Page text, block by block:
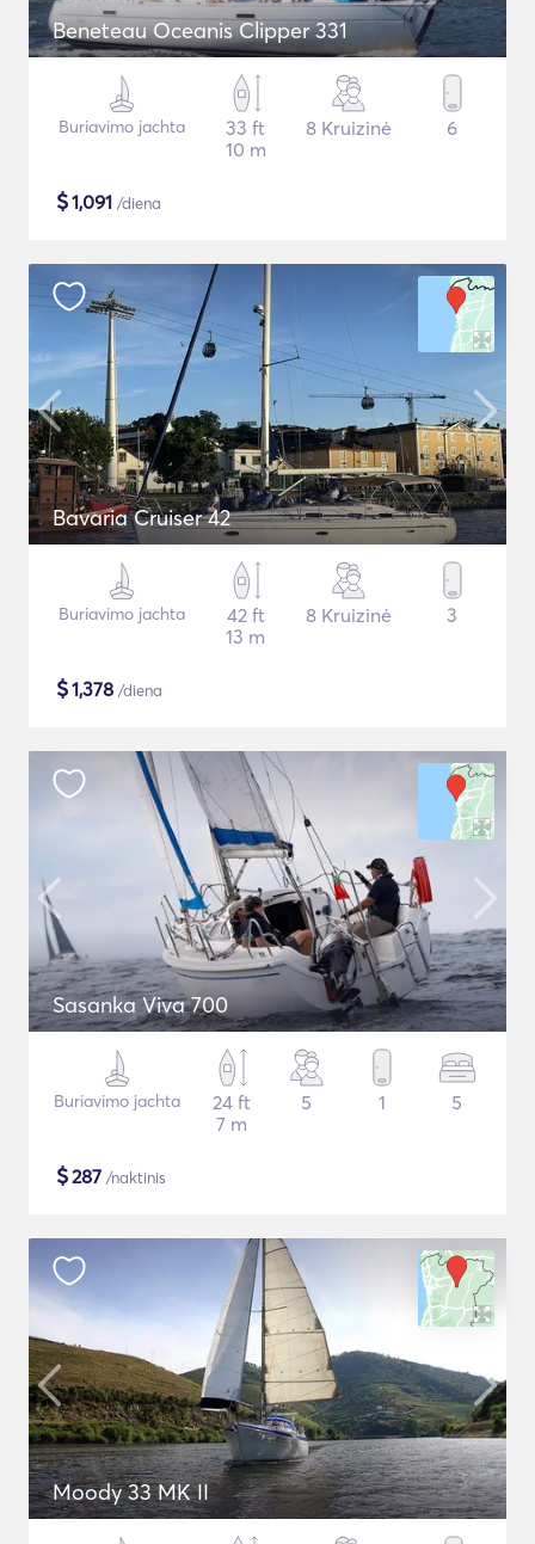
Beneteau Oceanis Clipper 331
Buriavimo jachta
33 ft
10 m
8 Kruizinė 6
$1,091 /diena
Bavaria Cruiser 42
Buriavimo jachta
42 ft
13 m
8 Kruizinė 3
$1,378 /diena
Sasanka Viva 700
Buriavimo jachta
24 ft
7 m
5 1 5
$287 /naktinis
Moody 33 MK II